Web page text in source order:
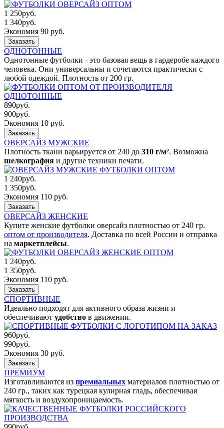
1 250руб.
1 340руб.
Экономия 90 руб.
Заказать
ОДНОТОННЫЕ
Однотонные футболки - это базовая вещь в гардеробе каждого
человека. Они универсальны и сочетаются практически с
любой одеждой. Плотность от 200 гр.
890руб.
900руб.
Экономия 10 руб.
Заказать
ОВЕРСАЙЗ МУЖСКИЕ
Плотность ткани варьируется от 240 до 310 г/м². Возможна
шелкография и другие техники печати.
1 240руб.
1 350руб.
Экономия 110 руб.
Заказать
ОВЕРСАЙЗ ЖЕНСКИЕ
Купите женские футболки оверсайз плотностью от 240 гр.
оптом от производителя. Доставка по всей России и отправка
на маркетплейсы.
1 240руб.
1 350руб.
Экономия 110 руб.
Заказать
СПОРТИВНЫЕ
Идеально подходят для активного образа жизни и
обеспечивают удобство в движении.
960руб.
990руб.
Экономия 30 руб.
Заказать
ПРЕМИУМ
Изготавливаются из премиальных материалов плотностью от
240 гр., таких как турецкая кулирная гладь, обеспечивая
мягкость и воздухопроницаемость.